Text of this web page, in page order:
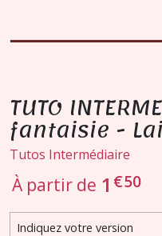
TUTO
fantaisie -
Tutos Intermédiaire
À partir de 1 €50